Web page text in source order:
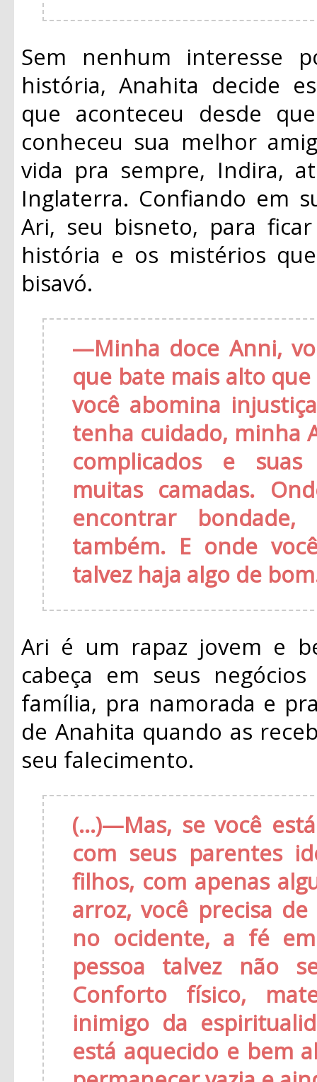
Sem nenhum interesse
história, Anahita decide
que aconteceu desde
conheceu sua melhor
vida pra sempre, Indira,
Inglaterra. Confiando em
Ari, seu bisneto, para
história e os mistérios
bisavó.
—Minha doce Anni,
que bate mais alto
você abomina
tenha cuidado, minha
complicados e
muitas camadas.
encontrar
também. E onde
talvez haja algo de
Ari é um rapaz jovem e
cabeça em seus
família, pra namorada e
de Anahita quando as
seu falecimento.
(...)—Mas, se você
com seus parentes
filhos, com apenas
arroz, você precisa
no ocidente, a fé
pessoa talvez não
Conforto físico,
inimigo da
está aquecido e bem